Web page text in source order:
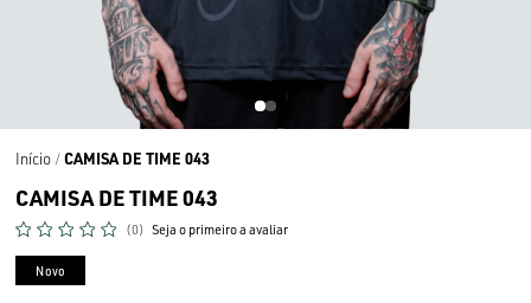
Início CAMISA DE TIME 043
CAMISA DE TIME 043
(0) Seja o primeiro a avaliar
Novo